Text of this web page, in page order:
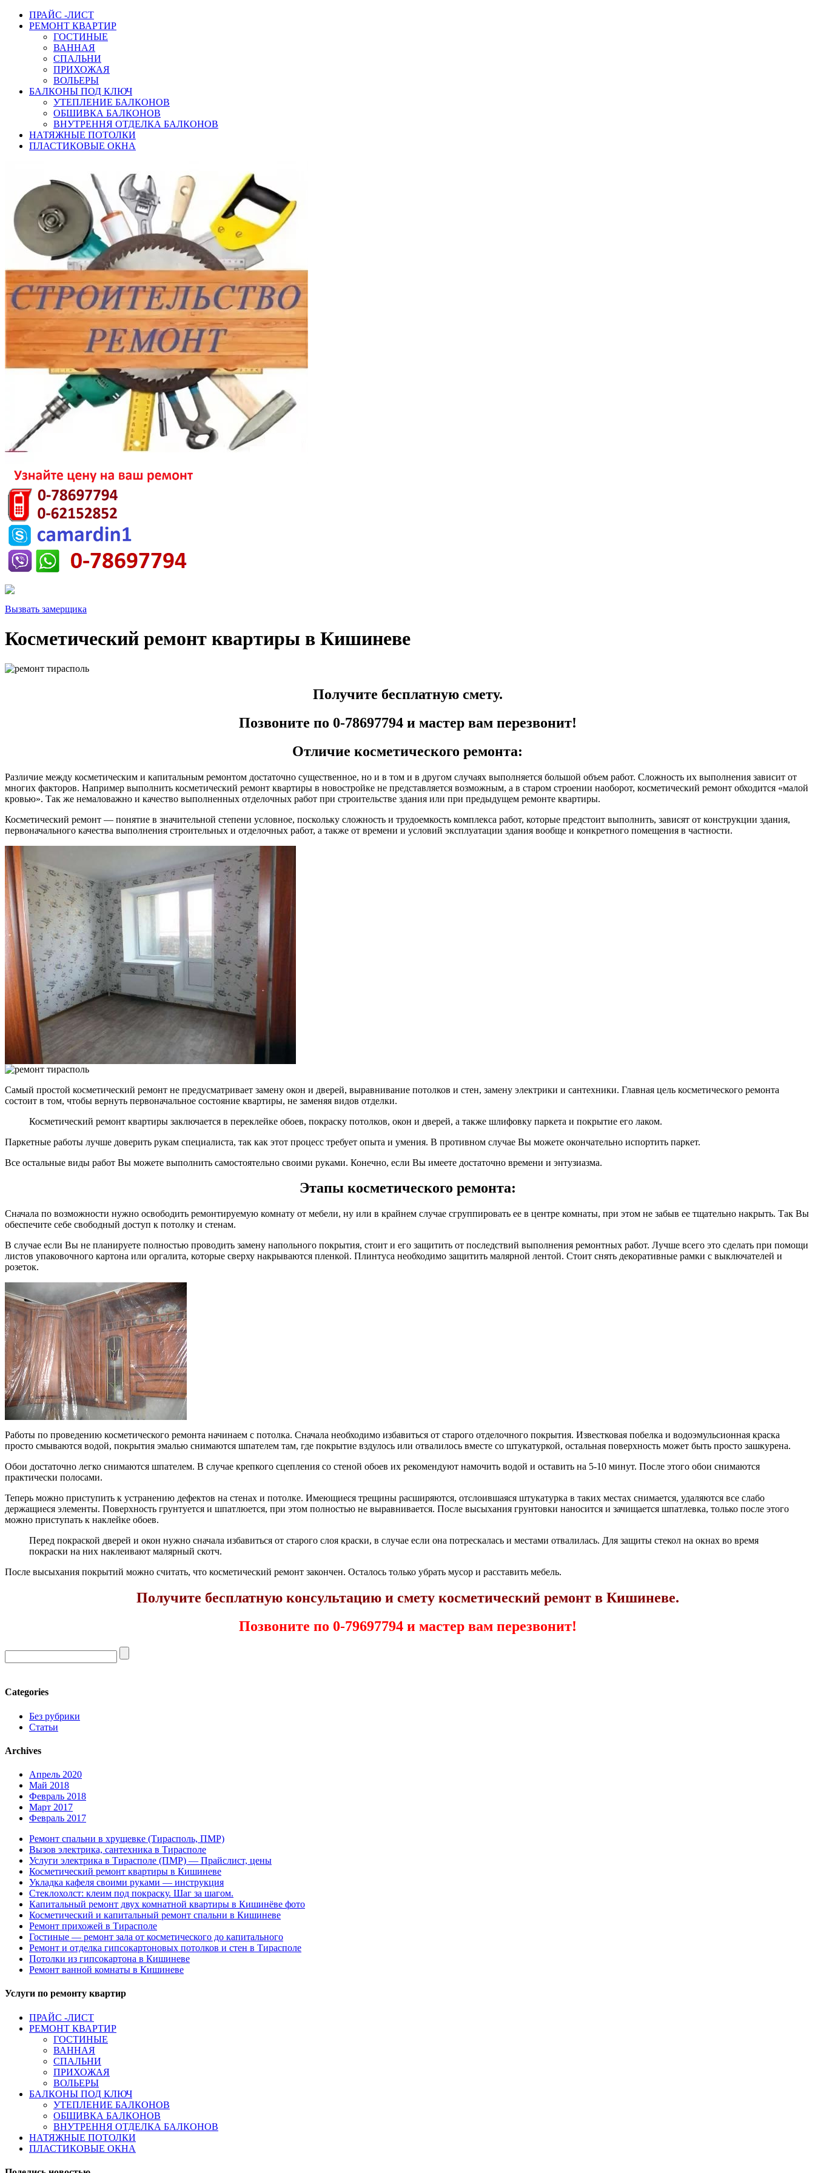
ПРАЙС -ЛИСТ
РЕМОНТ КВАРТИР
ГОСТИНЫЕ
ВАННАЯ
СПАЛЬНИ
ПРИХОЖАЯ
ВОЛЬЕРЫ
БАЛКОНЫ ПОД КЛЮЧ
УТЕПЛЕНИЕ БАЛКОНОВ
ОБШИВКА БАЛКОНОВ
ВНУТРЕННЯ ОТДЕЛКА БАЛКОНОВ
НАТЯЖНЫЕ ПОТОЛКИ
ПЛАСТИКОВЫЕ ОКНА
Вызвать замерщика
Косметический ремонт квартиры в Кишиневе
Получите бесплатную смету.
Позвоните по 0-78697794 и мастер вам перезвонит!
Отличие косметического ремонта:
Различие между косметическим и капитальным ремонтом достаточно существенное, но и в том и в другом случаях выполняется большой объем работ. Сложность их выполнения зависит от
многих факторов. Например выполнить косметический ремонт квартиры в новостройке не представляется возможным, а в старом строении наоборот, косметический ремонт обходится «малой
кровью». Так же немаловажно и качество выполненных отделочных работ при строительстве здания или при предыдущем ремонте квартиры.
Косметический ремонт — понятие в значительной степени условное, поскольку сложность и трудоемкость комплекса работ, которые предстоит выполнить, зависят от конструкции здания,
первоначального качества выполнения строительных и отделочных работ, а также от времени и условий эксплуатации здания вообще и конкретного помещения в частности.
Самый простой косметический ремонт не предусматривает замену окон и дверей, выравнивание потолков и стен, замену электрики и сантехники. Главная цель косметического ремонта
состоит в том, чтобы вернуть первоначальное состояние квартиры, не заменяя видов отделки.
Косметический ремонт квартиры заключается в переклейке обоев, покраску потолков, окон и дверей, а также шлифовку паркета и покрытие его лаком.
Паркетные работы лучше доверить рукам специалиста, так как этот процесс требует опыта и умения. В противном случае Вы можете окончательно испортить паркет.
Все остальные виды работ Вы можете выполнить самостоятельно своими руками. Конечно, если Вы имеете достаточно времени и энтузиазма.
Этапы косметического ремонта:
Сначала по возможности нужно освободить ремонтируемую комнату от мебели, ну или в крайнем случае сгруппировать ее в центре комнаты, при этом не забыв ее тщательно накрыть. Так Вы
обеспечите себе свободный доступ к потолку и стенам.
В случае если Вы не планируете полностью проводить замену напольного покрытия, стоит и его защитить от последствий выполнения ремонтных работ. Лучше всего это сделать при помощи
листов упаковочного картона или оргалита, которые сверху накрываются пленкой. Плинтуса необходимо защитить малярной лентой. Стоит снять декоративные рамки с выключателей и
розеток.
Работы по проведению косметического ремонта начинаем с потолка. Сначала необходимо избавиться от старого отделочного покрытия. Известковая побелка и водоэмульсионная краска
просто смываются водой, покрытия эмалью снимаются шпателем там, где покрытие вздулось или отвалилось вместе со штукатуркой, остальная поверхность может быть просто зашкурена.
Обои достаточно легко снимаются шпателем. В случае крепкого сцепления со стеной обоев их рекомендуют намочить водой и оставить на 5-10 минут. После этого обои снимаются
практически полосами.
Теперь можно приступить к устранению дефектов на стенах и потолке. Имеющиеся трещины расширяются, отслоившаяся штукатурка в таких местах снимается, удаляются все слабо
держащиеся элементы. Поверхность грунтуется и шпатлюется, при этом полностью не выравнивается. После высыхания грунтовки наносится и зачищается шпатлевка, только после этого
можно приступать к наклейке обоев.
Перед покраской дверей и окон нужно сначала избавиться от старого слоя краски, в случае если она потрескалась и местами отвалилась. Для защиты стекол на окнах во время
покраски на них наклеивают малярный скотч.
После высыхания покрытий можно считать, что косметический ремонт закончен. Осталось только убрать мусор и расставить мебель.
Получите бесплатную консультацию и смету косметический ремонт в Кишиневе.
Позвоните по 0-79697794 и мастер вам перезвонит!
Categories
Без рубрики
Статьи
Archives
Апрель 2020
Май 2018
Февраль 2018
Март 2017
Февраль 2017
Ремонт спальни в хрущевке (Тирасполь, ПМР)
Вызов электрика, сантехника в Тирасполе
Услуги электрика в Тирасполе (ПМР) — Прайслист, цены
Косметический ремонт квартиры в Кишиневе
Укладка кафеля своими руками — инструкция
Стеклохолст: клеим под покраску. Шаг за шагом.
Капитальный ремонт двух комнатной квартиры в Кишинёве фото
Косметический и капитальный ремонт спальни в Кишиневе
Ремонт прихожей в Тирасполе
Гостиные — ремонт зала от косметического до капитального
Ремонт и отделка гипсокартоновых потолков и стен в Тирасполе
Потолки из гипсокартона в Кишиневе
Ремонт ванной комнаты в Кишиневе
Услуги по ремонту квартир
ПРАЙС -ЛИСТ
РЕМОНТ КВАРТИР
ГОСТИНЫЕ
ВАННАЯ
СПАЛЬНИ
ПРИХОЖАЯ
ВОЛЬЕРЫ
БАЛКОНЫ ПОД КЛЮЧ
УТЕПЛЕНИЕ БАЛКОНОВ
ОБШИВКА БАЛКОНОВ
ВНУТРЕННЯ ОТДЕЛКА БАЛКОНОВ
НАТЯЖНЫЕ ПОТОЛКИ
ПЛАСТИКОВЫЕ ОКНА